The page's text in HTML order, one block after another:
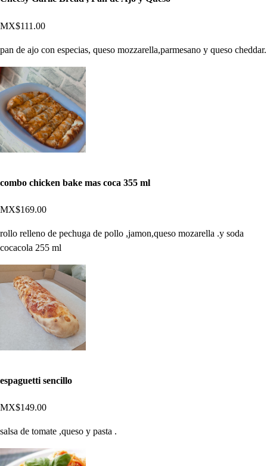
MX$111.00
pan de ajo con especias, queso mozzarella,parmesano y queso cheddar.
combo chicken bake mas coca 355 ml
MX$169.00
rollo relleno de pechuga de pollo ,jamon,queso mozarella .y soda
cocacola 255 ml
espaguetti sencillo
MX$149.00
salsa de tomate ,queso y pasta .